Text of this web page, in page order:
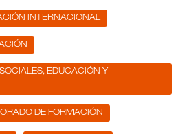
INTERNACIONAL
EDUCACIÓN Y
DE FORMACIÓN